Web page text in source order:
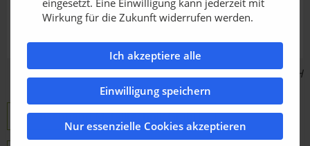
Bildquelle: Sachsenband Metalltechnik GmbH
Sachsenband Metalltechnik GmbH
eingesetzt. Eine Einwilligung kann jederzeit mit
Wirkung für die Zukunft widerrufen werden.
Ich akzeptiere alle
Einwilligung speichern
Nur essenzielle Cookies akzeptieren